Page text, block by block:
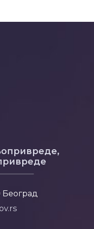
Београд